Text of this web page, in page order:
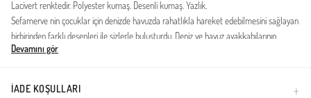
Lacivert renktedir. Polyester kumaş. Desenli kumaş. Yazlık.
Sefamerve nin çocuklar için denizde havuzda rahatlıkla hareket edebilmesini sağlayan
birbirinden farklı desenleri ile sizlerle buluşturdu. Deniz ve havuz ayakkabılarının
tabanları kaymayı önleyen malzeme tasarlanmıştır. Ürünün bilekleri lastiklidir rahatsız
Türkiye'de üretilmiştir.
Devamını gör
İADE KOŞULLARI